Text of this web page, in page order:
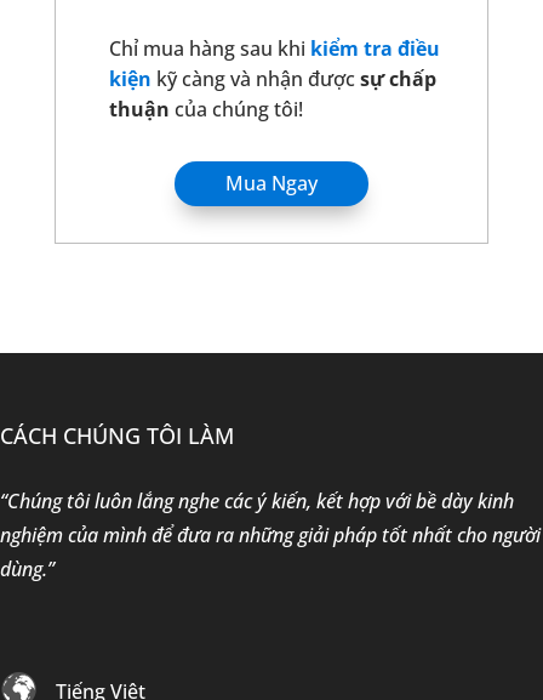
Chỉ mua hàng sau khi kiểm tra điều
kiện kỹ càng và nhận đượcsự chấp
thuận của chúng tôi!
Mua Ngay
CÁCH CHÚNG TÔI LÀM
“Chúng tôi luôn lắng nghe các ý kiến, kết hợp với bề dày kinh
nghiệm của mình để đưa ra những giải pháp tốt nhất cho người
dùng.”
Tiếng Việt